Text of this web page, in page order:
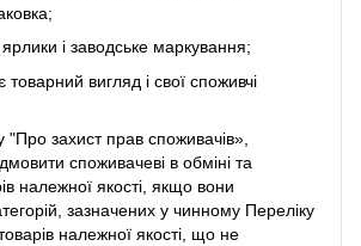
ярлики і заводське маркування;
товарний вигляд і свої споживчі
"Про захист прав споживачів»
споживачеві в обміні та
належної якості, якщо вони
зазначених у чинному Переліку
належної якості, що не